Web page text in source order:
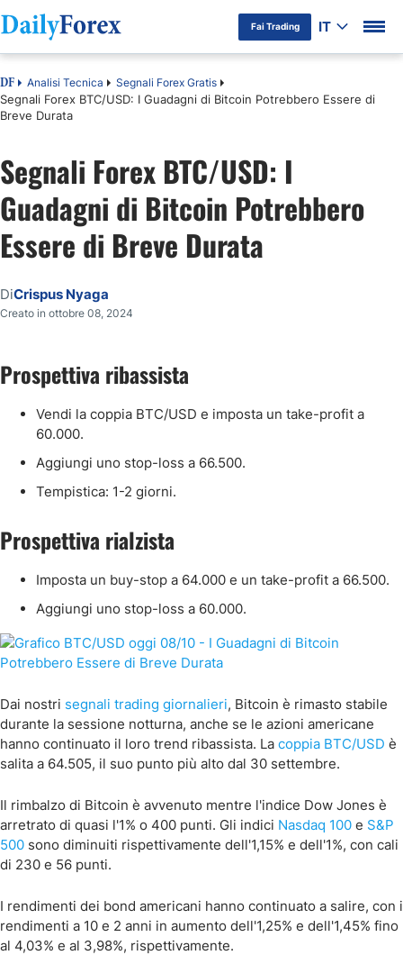
Fai Trading IT
DF Analisi Tecnica Segnali Forex Gratis
Segnali Forex BTC/USD: I Guadagni di Bitcoin Potrebbero Essere di
Breve Durata
Segnali Forex BTC/USD: I
Guadagni di Bitcoin Potrebbero
Essere di Breve Durata
DiCrispus Nyaga
Creato in ottobre 08, 2024
Prospettiva ribassista
Vendi la coppia BTC/USD e imposta un take-profit a
60.000.
Aggiungi uno stop-loss a 66.500.
Tempistica: 1-2 giorni.
Prospettiva rialzista
Imposta un buy-stop a 64.000 e un take-profit a 66.500.
Aggiungi uno stop-loss a 60.000.
Dai nostri segnali trading giornalieri, Bitcoin è rimasto stabile
durante la sessione notturna, anche se le azioni americane
hanno continuato il loro trend ribassista. La coppia BTC/USD è
salita a 64.505, il suo punto più alto dal 30 settembre.
Il rimbalzo di Bitcoin è avvenuto mentre l'indice Dow Jones è
arretrato di quasi l'1% o 400 punti. Gli indici Nasdaq 100 e S&P
500 sono diminuiti rispettivamente dell'1,15% e dell'1%, con cali
di 230 e 56 punti.
I rendimenti dei bond americani hanno continuato a salire, con i
rendimenti a 10 e 2 anni in aumento dell'1,25% e dell'1,45% fino
al 4,03% e al 3,98%, rispettivamente.